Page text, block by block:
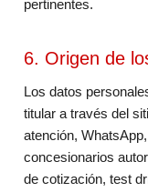
pertinentes.
6. Origen de
Los datos
titular a través del
atención,
concesionarios
de cotización, test